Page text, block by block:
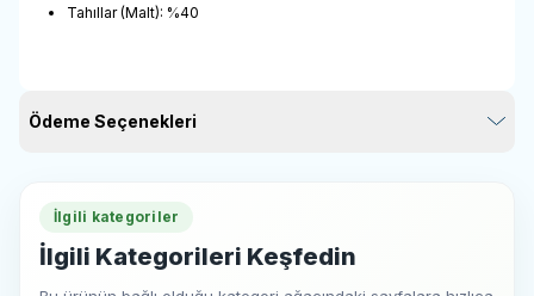
Tahıllar (Malt): %40
Ödeme Seçenekleri
İlgili kategoriler
İlgili Kategorileri Keşfedin